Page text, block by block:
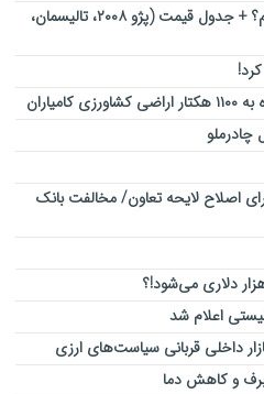
کدام خودروهای فرانسوی را بخریم؟ + جدول قیمت (پژو ۲۰۰۸، تالیسمان،
اصلاح لایحه تعاون/ مخالفت بانک
اعلام شد
داخلی قربانی سیاست‌های ارزی
و کاهش دما